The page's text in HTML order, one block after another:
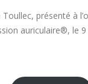
Toullec, présenté à
auriculaire®, le